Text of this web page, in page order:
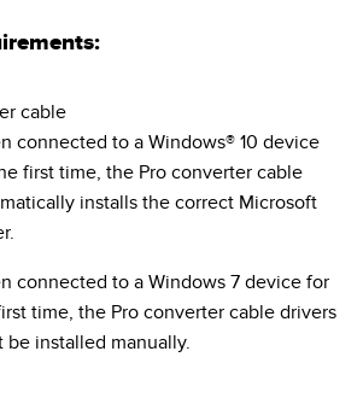
cable
connected to a Windows® 10 device
first time, the Pro converter cable
installs the correct Microsoft
connected to a Windows 7 device for
time, the Pro converter cable drivers
be installed manually.